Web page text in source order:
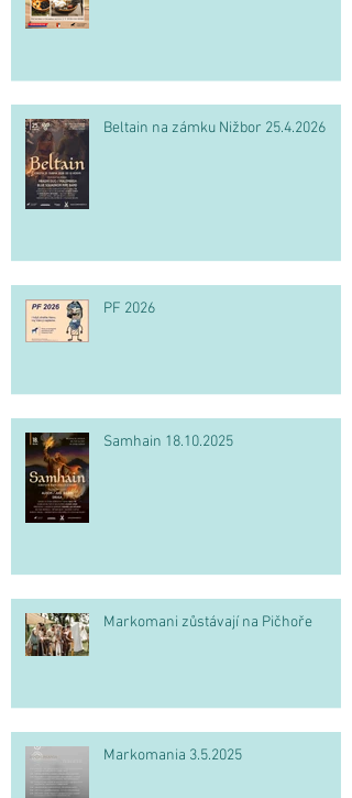
Beltain na zámku Nižbor 25.4.2026
PF 2026
Samhain 18.10.2025
Markomani zůstávají na Pičhoře
Markomania 3.5.2025